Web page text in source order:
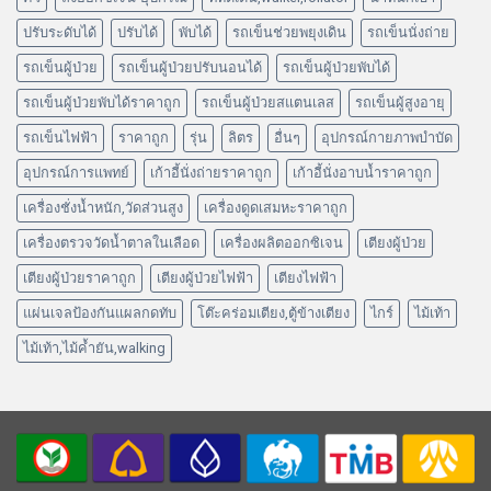
ปรับระดับได้ ปรับได้ พับได้ รถเข็นช่วยพยุงเดิน รถเข็นนั่งถ่าย
รถเข็นผู้ป่วย รถเข็นผู้ป่วยปรับนอนได้ รถเข็นผู้ป่วยพับได้
รถเข็นผู้ป่วยพับได้ราคาถูก รถเข็นผู้ป่วยสแตนเลส รถเข็นผู้สูงอายุ
รถเข็นไฟฟ้า ราคาถูก รุ่น ลิตร อื่นๆ อุปกรณ์กายภาพบำบัด
อุปกรณ์การแพทย์ เก้าอี้นั่งถ่ายราคาถูก เก้าอี้นั่งอาบน้ำราคาถูก
เครื่องชั่งน้ำหนัก,วัดส่วนสูง เครื่องดูดเสมหะราคาถูก
เครื่องตรวจวัดน้ำตาลในเลือด เครื่องผลิตออกซิเจน เตียงผู้ป่วย
เตียงผู้ป่วยราคาถูก เตียงผู้ป่วยไฟฟ้า เตียงไฟฟ้า
แผ่นเจลป้องกันแผลกดทับ โต๊ะคร่อมเตียง,ตู้ข้างเตียง ไกร์ ไม้เท้า
ไม้เท้า,ไม้ค้ำยัน,walking